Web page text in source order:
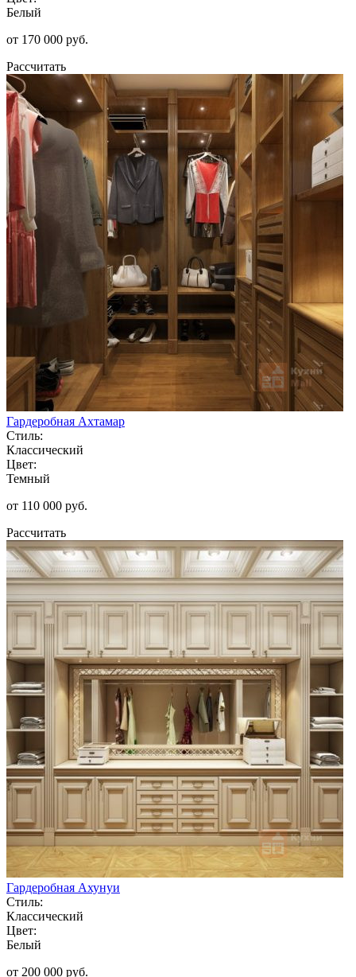
Белый
от 170 000 руб.
Рассчитать
Гардеробная Ахтамар
Стиль:
Классический
Цвет:
Темный
от 110 000 руб.
Рассчитать
Гардеробная Ахунуи
Стиль:
Классический
Цвет:
Белый
от 200 000 руб.